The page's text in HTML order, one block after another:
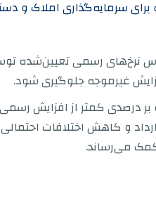
بر اساس نرخ‌های رسمی
غیرموجه جلوگیری شود.
درصدی کمتر از افزایش
و کاهش اختلافات
می‌رساند.